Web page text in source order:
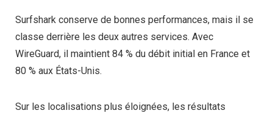
Surfshark conserve de bonnes performances, mais il se
classe derrière les deux autres services. Avec
WireGuard, il maintient 84 % du débit initial en France et
80 % aux États-Unis.
Sur les localisations plus éloignées, les résultats